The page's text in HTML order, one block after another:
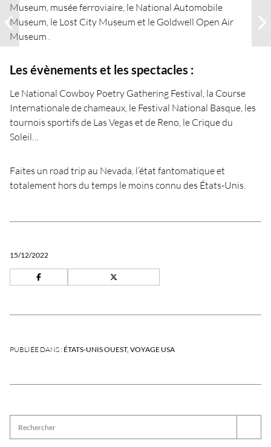
Museum, musée ferroviaire, le National Automobile
Museum, le Lost City Museum et le Goldwell Open Air
Museum .
Les évènements et les spectacles :
Le National Cowboy Poetry Gathering Festival, la Course
Internationale de chameaux, le Festival National Basque, les
tournois sportifs de Las Vegas et de Reno, le Crique du
Soleil…
Faites un road trip au Nevada, l’état fantomatique et
totalement hors du temps le moins connu des États-Unis.
15/12/2022
PUBLIÉE DANS : ÉTATS-UNIS OUEST VOYAGE USA